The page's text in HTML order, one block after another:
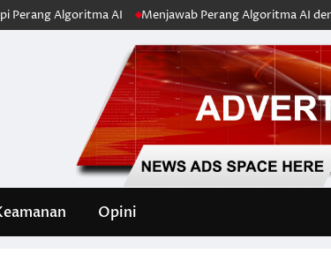
AI Menjawab Perang Algoritma AI dengan Etika,
Opini